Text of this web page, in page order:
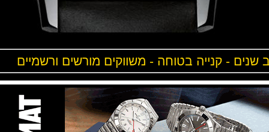
- קנייה בטוחה - משווקים מורשים ורשמיים